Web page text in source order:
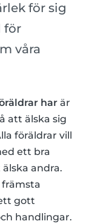
för sig
för
våra
har är
att älska sig
föräldrar vill
ett bra
andra.
gott
handlingar.